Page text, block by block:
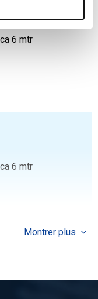
6 mtr
6 mtr
Montrer plus